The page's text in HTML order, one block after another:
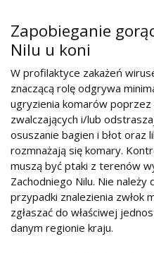
Zapobieganie
Nilu u koni
W profilaktyce zakażeń
znaczącą rolę odgrywa
ugryzienia komarów
zwalczających i/lub
osuszanie bagien i błot oraz
rozmnażają się komary.
muszą być ptaki z terenów
Zachodniego Nilu. Nie należy
przypadki znalezienia zwłok
zgłaszać do właściwej
danym regionie kraju.